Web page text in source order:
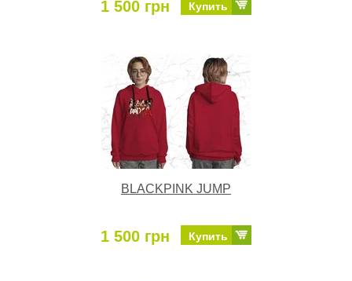
1 500 грн Купить
BLACKPINK JUMP
1 500 грн Купить